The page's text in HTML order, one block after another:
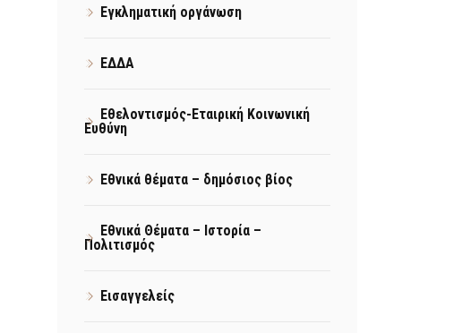
Εγκληματική οργάνωση
ΕΔΔΑ
Εθελοντισμός-Εταιρική Κοινωνική
Ευθύνη
Εθνικά θέματα – δημόσιος βίος
Εθνικά Θέματα – Ιστορία –
Πολιτισμός
Εισαγγελείς